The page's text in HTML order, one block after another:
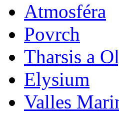
Atmosféra
Povrch
Tharsis a
Elysium
Valles